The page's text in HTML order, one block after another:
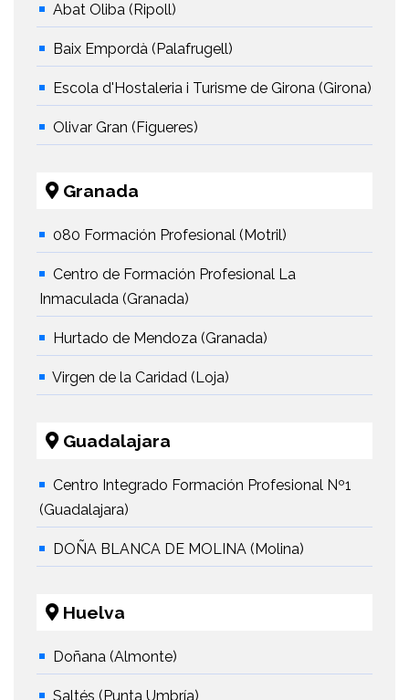
Abat Oliba (Ripoll)
Baix Empordà (Palafrugell)
Escola d'Hostaleria i Turisme de Girona (Girona)
Olivar Gran (Figueres)
Granada
080 Formación Profesional (Motril)
Centro de Formación Profesional La
Inmaculada (Granada)
Hurtado de Mendoza (Granada)
Virgen de la Caridad (Loja)
Guadalajara
Centro Integrado Formación Profesional Nº1
(Guadalajara)
DOÑA BLANCA DE MOLINA (Molina)
Huelva
Doñana (Almonte)
Saltés (Punta Umbría)